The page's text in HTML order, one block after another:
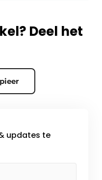
Deel het
updates te